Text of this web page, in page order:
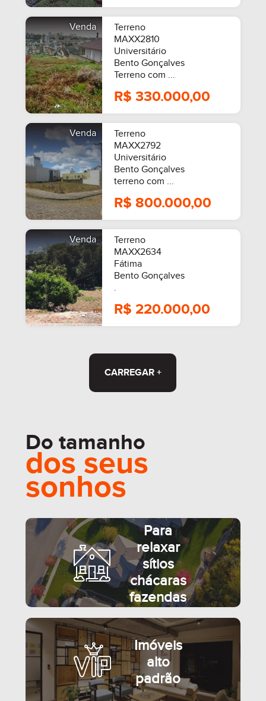
Venda
Terreno
MAXX2810
Universitário
Bento Gonçalves
Terreno com ...
R$ 330.000,00
Venda
Terreno
MAXX2792
Universitário
Bento Gonçalves
terreno com ...
R$ 800.000,00
Venda
Terreno
MAXX2634
Fátima
Bento Gonçalves
.
R$ 220.000,00
CARREGAR +
Do tamanho
dos seus
sonhos
Para
relaxar
sítios
chácaras
fazendas
Imóveis
alto
padrão